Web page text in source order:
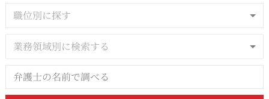
職位別に探す
業務領域別に検索する